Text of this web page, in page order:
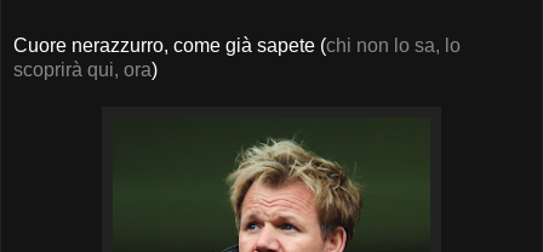
Cuore nerazzurro, come già sapete (chi non lo sa, lo
scoprirà qui, ora)